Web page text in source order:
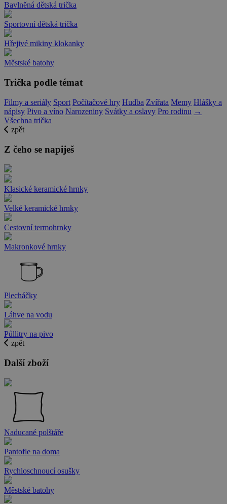
Bavlněná dětská trička
Sportovní dětská trička
Hřejivé mikiny klokanky
Městské batohy
Trička podle témat
Filmy a seriály Sport Počítačové hry Hudba Zvířata Memy Hlášky a
nápisy Pivo a víno Narozeniny Svátky a oslavy Pro rodinu →
Všechna trička
zpět
Z čeho se napiješ
Klasické keramické hrnky
Velké keramické hrnky
Cestovní termohrnky
Makronkové hrnky
Plecháčky
Láhve na vodu
Půllitry na pivo
zpět
Další zboží
Naducané polštáře
Pantofle na doma
Rychloschnoucí osušky
Městské batohy